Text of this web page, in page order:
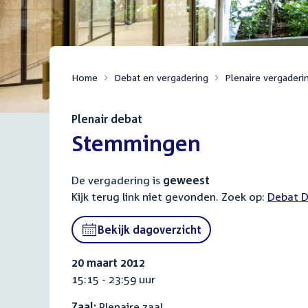
Home Debat en vergadering Plenaire
Plenair debat
:Stemmingen
De vergadering is geweest
Kijk terug link niet gevonden. Zoek op: External
Debat
Bekijk dagoverzicht
20 maart 2012
15:15 - 23:59 uur